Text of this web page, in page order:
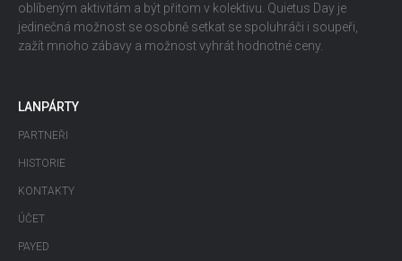
oblíbeným aktivitám a být přitom v kolektivu. Quietus Day je
jedinečná možnost se osobně setkat se spoluhráči i soupeři,
zažít mnoho zábavy a možnost vyhrát hodnotné ceny.
LANPÁRTY
PARTNEŘI
HISTORIE
KONTAKTY
ÚČET
PAYED